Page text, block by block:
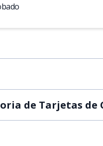
de Tarjetas de